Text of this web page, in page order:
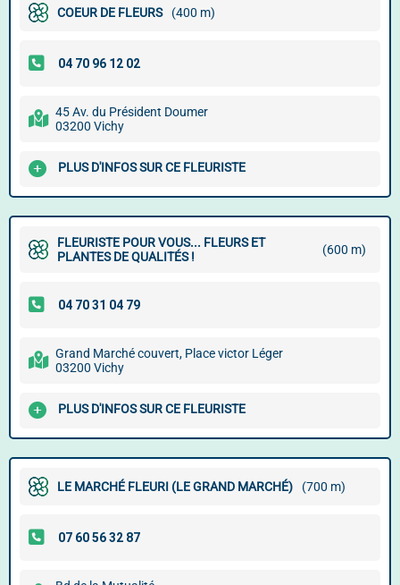
COEUR DE FLEURS (400 m)
45 Av. du Président Doumer
03200 Vichy
PLUS D'INFOS SUR CE FLEURISTE
FLEURISTE POUR VOUS... FLEURS ET
PLANTES DE QUALITÉS !
(600 m)
Grand Marché couvert, Place victor Léger
03200 Vichy
PLUS D'INFOS SUR CE FLEURISTE
LE MARCHÉ FLEURI (LE GRAND MARCHÉ) (700 m)